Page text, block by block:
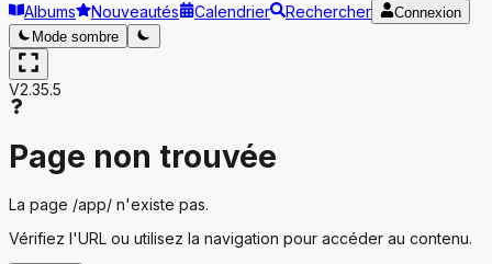
Albums Nouveautés Calendrier Rechercher
Connexion
Mode sombre
V2.35.5
Page non trouvée
La page /app/ n'existe pas.
Vérifiez l'URL ou utilisez la navigation pour accéder au contenu.